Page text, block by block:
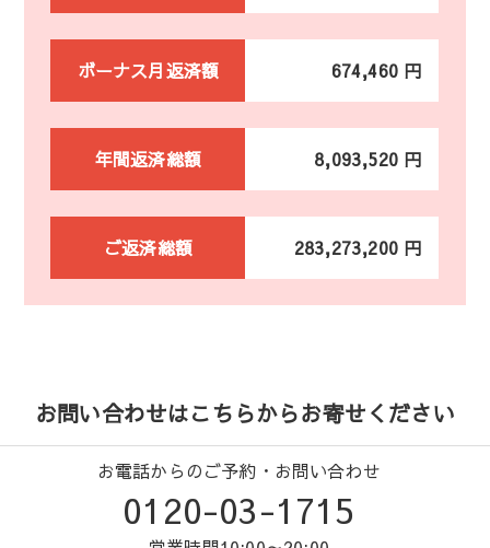
ボーナス月返済額 674,460 円
年間返済総額 8,093,520 円
ご返済総額 283,273,200 円
お問い合わせはこちらからお寄せください
お電話からのご予約・お問い合わせ
0120-03-1715